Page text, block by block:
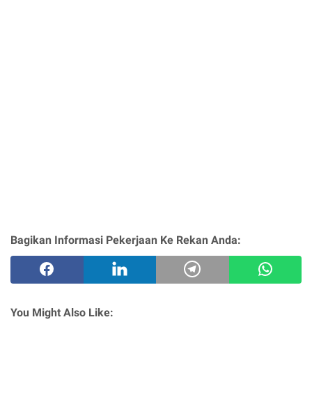
Bagikan Informasi Pekerjaan Ke Rekan Anda:
You Might Also Like: